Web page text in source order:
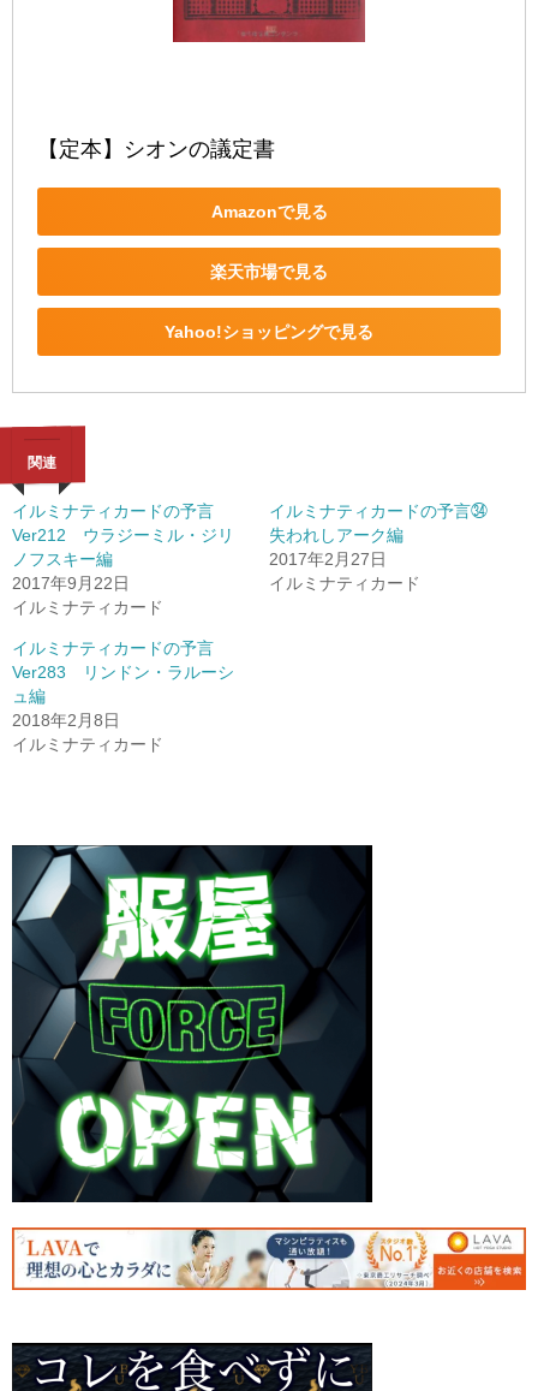
【定本】シオンの議定書
Amazonで見る
楽天市場で見る
Yahoo!ショッピングで見る
関連
イルミナティカードの予言
Ver212 ウラジーミル・ジリ
ノフスキー編
2017年9月22日
イルミナティカード
イルミナティカードの予言㉞
失われしアーク編
2017年2月27日
イルミナティカード
イルミナティカードの予言
Ver283 リンドン・ラルーシ
ュ編
2018年2月8日
イルミナティカード